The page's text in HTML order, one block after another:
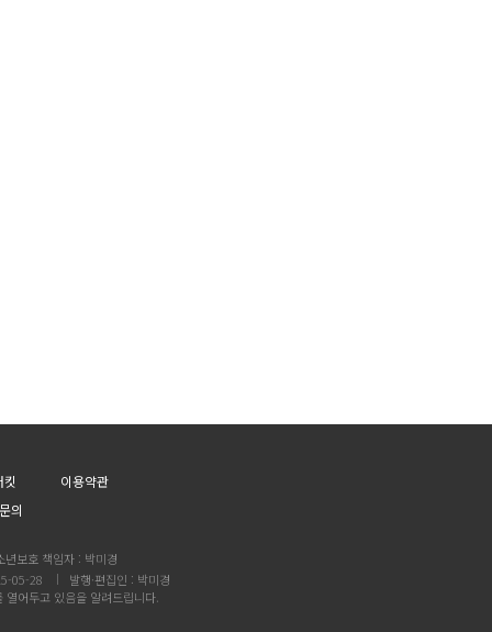
이용약관
의
년보호 책임자 : 박미경
05-28
발행·편집인 : 박미경
어두고 있음을 알려드립니다.